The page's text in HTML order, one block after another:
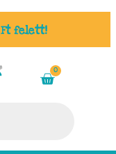
felett!
0